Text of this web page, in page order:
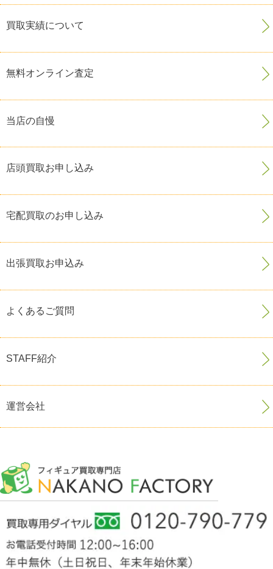
買取実績について
無料オンライン査定
当店の自慢
店頭買取お申し込み
宅配買取のお申し込み
出張買取お申込み
よくあるご質問
STAFF紹介
運営会社